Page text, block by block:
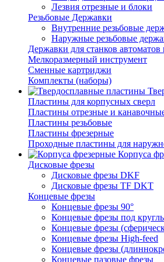
Лезвия отрезные и блоки
Резьбовые Державки
Внутренние резьбовые
Наружные резьбовые
Державки для станков
Мелкоразмерный инструмент
Сменные картриджи
Комплекты (наборы)
Пластины для корпусных сверл
Пластины отрезные и
Пластины резьбовые
Пластины фрезерные
Проходные пластины для
Корпуса
Дисковые фрезы
Дисковые фрезы DKF
Дисковые фрезы TF DKT
Концевые фрезы
Концевые фрезы 90°
Концевые фрезы под
Концевые фрезы
Концевые фрезы High-feed
Концевые фрезы
Концевые пазовые фрезы